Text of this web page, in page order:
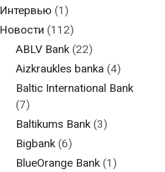
Интервью (1)
Новости (112)
ABLV Bank (22)
Aizkraukles banka (4)
Baltic International Bank
(7)
Baltikums Bank (3)
Bigbank (6)
BlueOrange Bank (1)